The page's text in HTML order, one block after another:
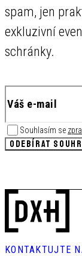
spam, jen
exkluzivní
schránky.
Souhlasím se
ODEBÍRAT
KONTAKTUJTE